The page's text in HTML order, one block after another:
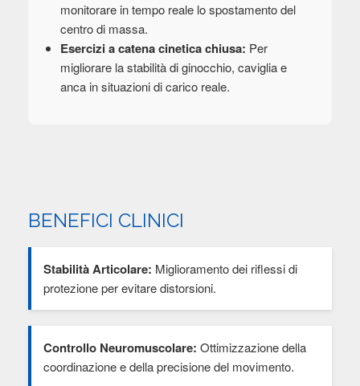
monitorare in tempo reale lo spostamento del
centro di massa.
Esercizi a catena cinetica chiusa: Per
migliorare la stabilità di ginocchio, caviglia e
anca in situazioni di carico reale.
BENEFICI CLINICI
Stabilità Articolare: Miglioramento dei riflessi di
protezione per evitare distorsioni.
Controllo Neuromuscolare: Ottimizzazione della
coordinazione e della precisione del movimento.